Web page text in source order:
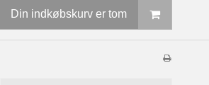
Din indkøbskurv er tom